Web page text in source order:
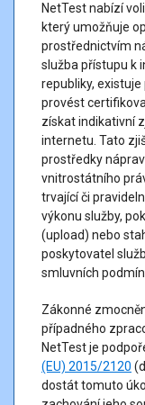
(download) nebo
minimální rychlost pro
výpadku služby, tedy
máte právo na
Upozorňujeme, že z
založených na
ČTÚ-NetTest použít
a pro rychlost
inzerované rychlosti
Podmínky
Před provedením
úplné znění podmínek
certifikované měření
měření se můžete
Prosíme, věnujte
NetTest nabízí
který umožňuje
prostřednictvím
služba přístupu k
republiky,
provést
získat indikativní
internetu. Tato
prostředky
vnitrostátního
trvající či
výkonu služby,
(upload) nebo
poskytovatel
smluvních
Zákonné
případného
NetTest je
(EU) 2015/2120
dostát tomuto